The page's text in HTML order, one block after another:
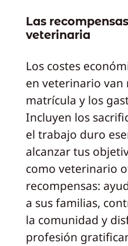
Las
veterinaria
Los costes
en veterinario van
matrícula y los
Incluyen los
el trabajo duro
alcanzar tus
como veterinario
recompensas:
a sus familias,
la comunidad y
profesión